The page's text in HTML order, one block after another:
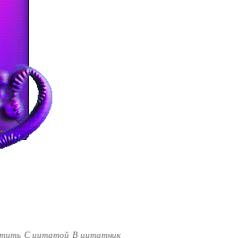
С цитатой В цитатник